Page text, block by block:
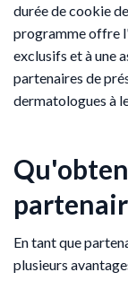
durée de cookie
programme offre
exclusifs et à une
partenaires de
dermatologues à
En tant que
plusieurs